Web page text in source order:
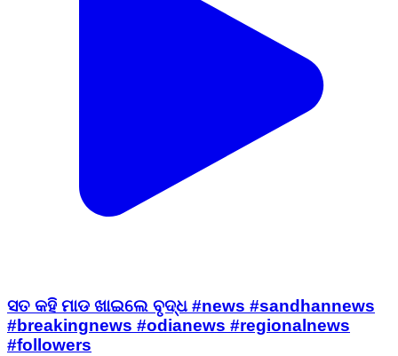
ସତ କହି ମାଡ ଖାଇଲେ ବୃଦ୍ଧ #news #sandhannews
#breakingnews #odianews #regionalnews
#followers